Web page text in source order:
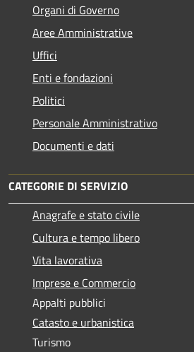
Organi di Governo
Aree Amministrative
Uffici
Enti e fondazioni
Politici
Personale Amministrativo
Documenti e dati
CATEGORIE DI SERVIZIO
Anagrafe e stato civile
Cultura e tempo libero
Vita lavorativa
Imprese e Commercio
Appalti pubblici
Catasto e urbanistica
Turismo